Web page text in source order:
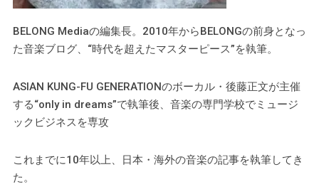
BELONG Mediaの編集長。2010年からBELONGの前身となっ
た音楽ブログ、“時代を超えたマスターピース”を執筆。
ASIAN KUNG-FU GENERATIONのボーカル・​後藤正文が主催
する“only in dreams”で執筆後、音楽の専門学校でミュージ
ックビジネスを専攻
これまでに10年以上、日本・海外の音楽の記事を執筆してき
た。